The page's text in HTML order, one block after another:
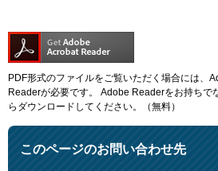
PDF形式のファイルをご覧いただく場合には、
Readerが必要です。
Adobe Readerをお持ちで
らダウンロードしてください。（無料）
このページのお問い合わせ先